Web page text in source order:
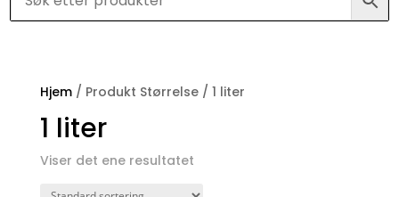
Hjem/ Produkt Størrelse / 1 liter
1 liter
Viser det ene resultatet